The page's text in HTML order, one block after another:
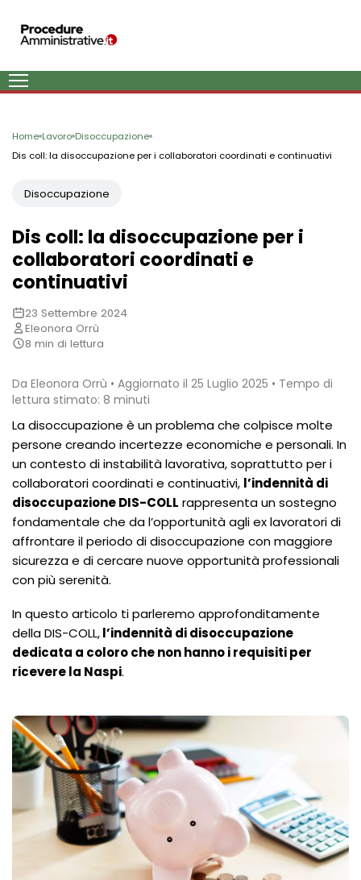
Home Lavoro Disoccupazione
Dis coll: la disoccupazione per i collaboratori coordinati e continuativi
Disoccupazione
Dis coll: la disoccupazione per i
collaboratori coordinati e
continuativi
23 Settembre 2024
Eleonora Orrù
8 min di lettura
Da Eleonora Orrù • Aggiornato il 25 Luglio 2025 • Tempo di
lettura stimato: 8 minuti
La disoccupazione è un problema che colpisce molte
persone creando incertezze economiche e personali. In
un contesto di instabilità lavorativa, soprattutto per i
collaboratori coordinati e continuativi, l’indennità di
disoccupazione DIS-COLL rappresenta un sostegno
fondamentale che da l’opportunità agli ex lavoratori di
affrontare il periodo di disoccupazione con maggiore
sicurezza e di cercare nuove opportunità professionali
con più serenità.
In questo articolo ti parleremo approfonditamente
della DIS-COLL,l’indennità di disoccupazione
dedicata a coloro che non hanno i requisiti per
ricevere la Naspi.